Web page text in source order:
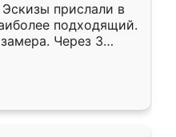
прислали в
подходящий.
Через 3
Остались
Ренессанс
работу!